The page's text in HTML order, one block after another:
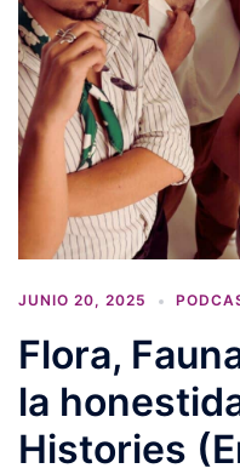
JUNIO 20, 2025
Flora,
la
Histories